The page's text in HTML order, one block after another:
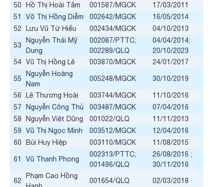
50 Hồ Thị Hoài Tâm 001587/MGCK
17/03/2011
51
Võ Thị Hồng Diễm 002642/MGCK
16/05/2014
52
Lưu Vũ Tứ Hiếu 002434/MGCK 04/10/2013
53
Nguyễn Thái Mỹ
Dung
002087/PTTC;
002289/QLQ
04/04/2014;
20/10/2023
54 Vũ Thị Hồng Lê 003870/MGCK 24/01/2017
55
Nguyễn Hoàng
Nam
005248/MGCK 30/10/2019
56 Lê Thương Hoài 003744/MGCK
11/10/2016
57
Nguyễn Công Thủ 003487/MGCK
07/04/2016
58
Nguyễn Việt Dũng 001022/QLQ
11/11/2013
59
Vũ Thị Ngọc Minh 003512/MGCK
12/04/2016
60
Bùi Huy Hiệp 003110/MGCK 11/08/2015
61 Vũ Thanh Phong
002313/PTTC;
001496/QLQ
26/08/2016 ;
30/11/2016
62
Phạm Cao Hồng
001654/QLQ 02/03/2018